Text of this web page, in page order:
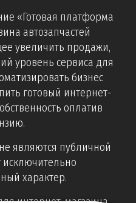
«Готовая платформа
автозапчастей
увеличить продажи,
уровень сервиса для
бизнес
готовый интернет-
оплатив
являются публичной
исключительно
характер.